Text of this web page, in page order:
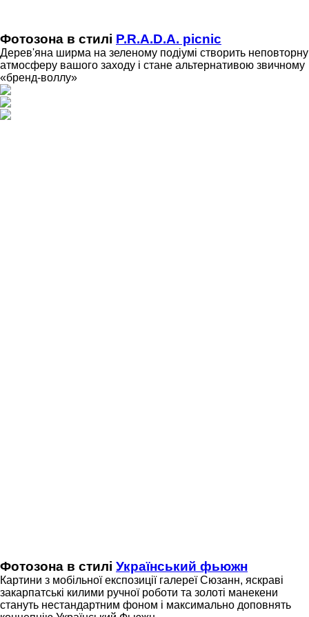
Фотозона в стилі P.R.A.D.A. picnic
Дерев'яна ширма на зеленому подіумі створить неповторну
атмосферу вашого заходу і стане альтернативою звичному
«бренд-воллу»
Фотозона в стилі Український фьюжн
Картини з мобільної експозиції галереї Сюзанн, яскраві
закарпатські килими ручної роботи та золоті манекени
стануть нестандартним фоном і максимально доповнять